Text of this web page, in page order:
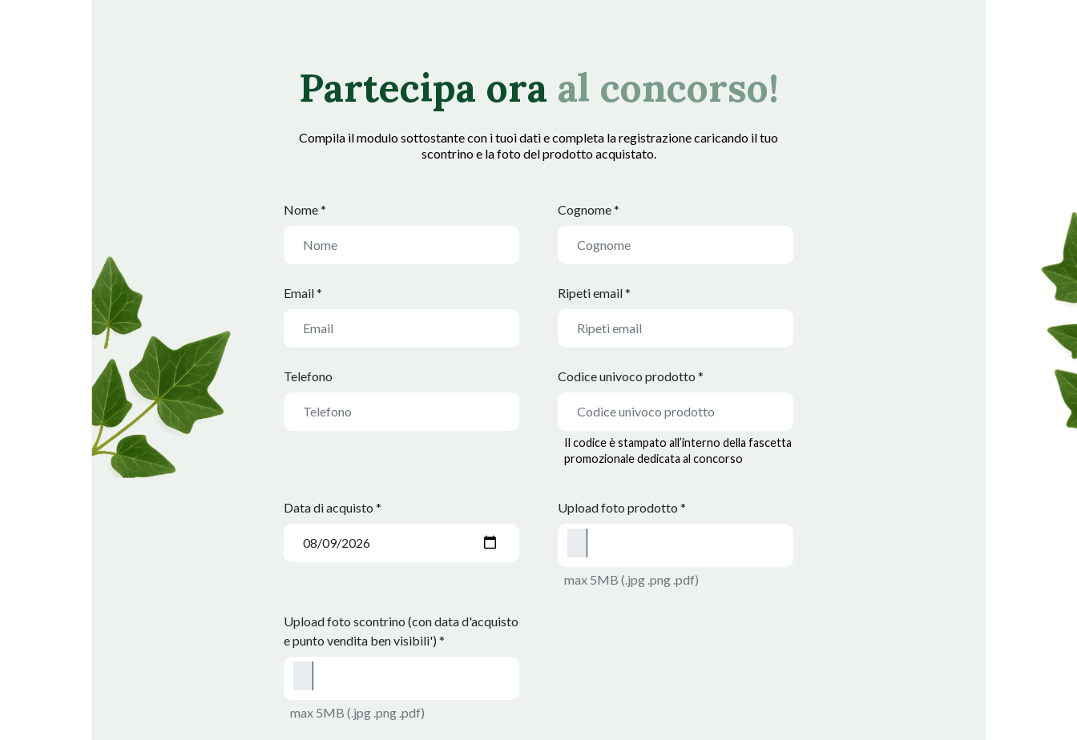
Partecipa ora al concorso!
Compila il modulo sottostante con i tuoi dati e completa la registrazione caricando il tuo
scontrino e la foto del prodotto acquistato.
Nome * Cognome *
Email * Ripeti email *
Telefono Codice univoco prodotto *
Il codice è stampato all’interno della fascetta
promozionale dedicata al concorso
Data di acquisto * Upload foto prodotto *
max 5MB (.jpg .png .pdf)
Upload foto scontrino (con data d'acquisto
e punto vendita ben visibili') *
max 5MB (.jpg .png .pdf)